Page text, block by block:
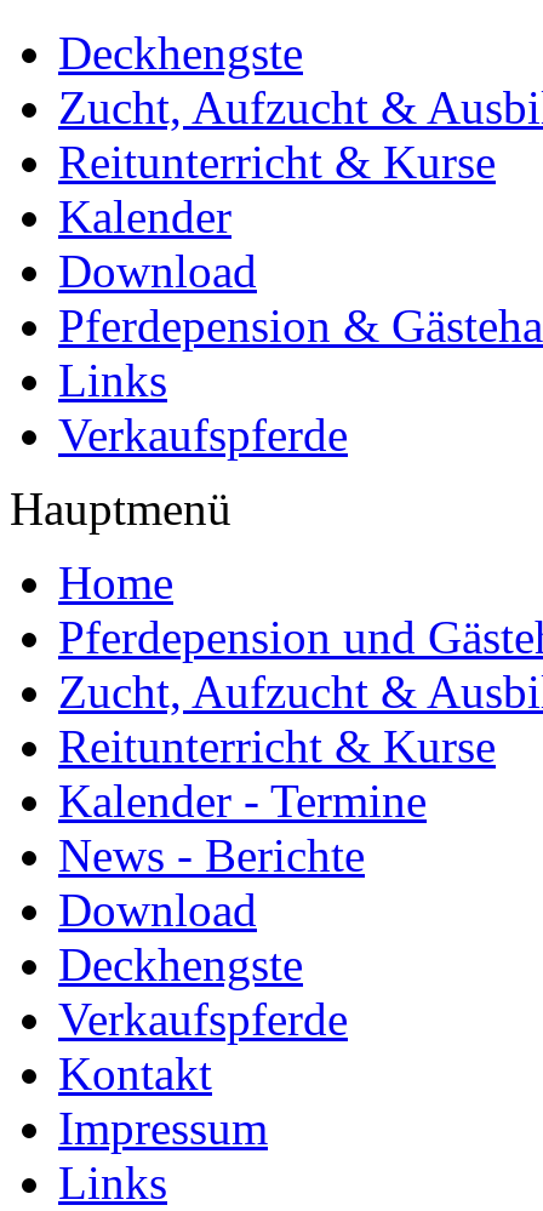
Deckhengste
Zucht, Aufzucht &
Reitunterricht & Kurse
Kalender
Download
Pferdepension &
Links
Verkaufspferde
Hauptmenü
Home
Pferdepension und
Zucht, Aufzucht &
Reitunterricht & Kurse
Kalender - Termine
News - Berichte
Download
Deckhengste
Verkaufspferde
Kontakt
Impressum
Links